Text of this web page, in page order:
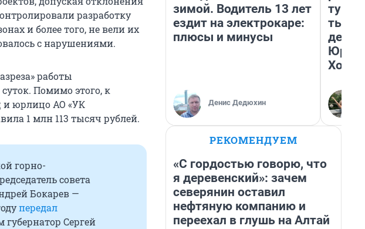
разработку
и более того, не вели их
с нарушениями.
работы
Помимо этого, к
и юрлицо АО «УК
1 млн 113 тысяч рублей.
горно-
совета
Бокарев —
передал
Сергей
зимой. Водитель 13 лет
ездит на электрокаре:
плюсы и минусы
Денис Дедюхин
день
РЕКОМЕНДУЕМ
«С гордостью говорю, что
я деревенский»: зачем
северянин оставил
нефтяную компанию и
переехал в глушь на Алтай